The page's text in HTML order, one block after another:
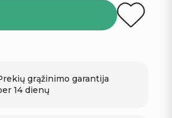
grąžinimo garantija
14 dienų